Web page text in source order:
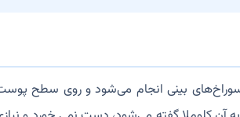
بینی انجام می‌شود و روی سطح